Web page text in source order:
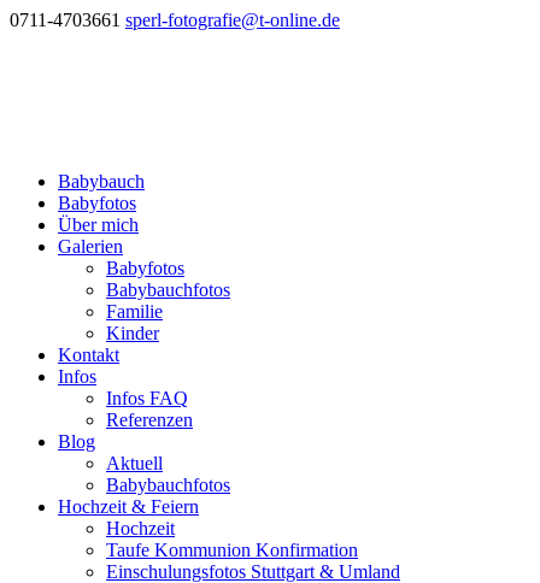
0711-4703661 sperl-fotografie@t-online.de
Babybauch
Babyfotos
Über mich
Galerien
Babyfotos
Babybauchfotos
Familie
Kinder
Kontakt
Infos
Infos FAQ
Referenzen
Blog
Aktuell
Babybauchfotos
Hochzeit & Feiern
Hochzeit
Taufe Kommunion Konfirmation
Einschulungsfotos Stuttgart & Umland